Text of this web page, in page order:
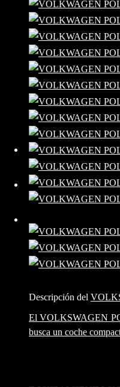
SEAT
VOLKSWAGEN
VOLVO
COCHES VENDIDOS
COCHES A LA CARTA
Descripción del
El VOLKSWAGEN
busca un coche